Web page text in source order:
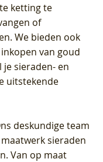
ketting te
of
We bieden ook
van goud
sieraden- en
uitstekende
deskundige team
sieraden
Van op maat